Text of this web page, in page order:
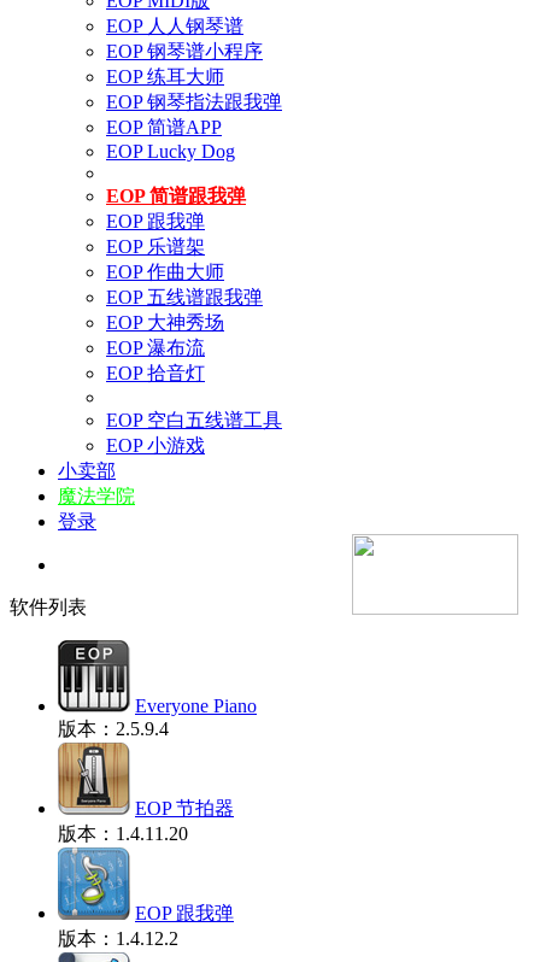
EOP 人人钢琴谱
EOP 钢琴谱小程序
EOP 练耳大师
EOP 钢琴指法跟我弹
EOP 简谱APP
EOP Lucky Dog
EOP 简谱跟我弹
EOP 跟我弹
EOP 乐谱架
EOP 作曲大师
EOP 五线谱跟我弹
EOP 大神秀场
EOP 瀑布流
EOP 拾音灯
EOP 空白五线谱工具
EOP 小游戏
小卖部
魔法学院
登录
软件列表
Everyone Piano
版本：2.5.9.4
EOP 节拍器
版本：1.4.11.20
EOP 跟我弹
版本：1.4.12.2